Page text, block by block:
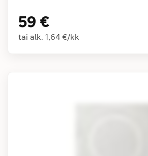
59 €
tai alk. 1,64 €/kk